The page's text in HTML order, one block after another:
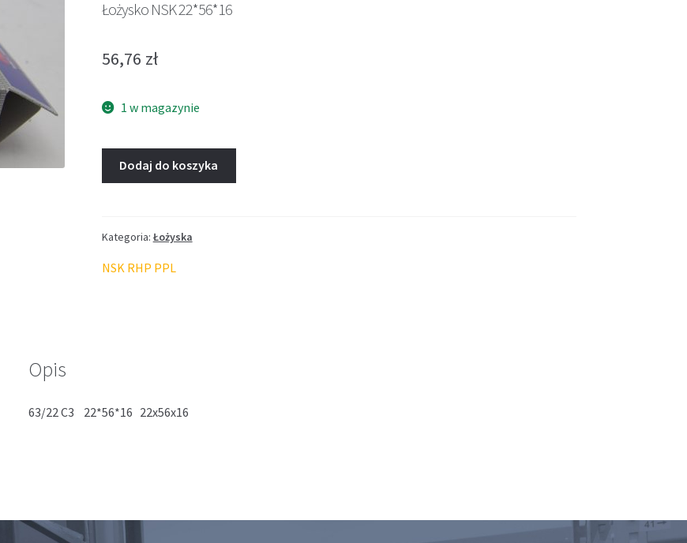
Łożysko NSK 22*56*16
56,76 zł
1 w magazynie
Dodaj do koszyka
Kategoria: Łożyska
NSK RHP PPL
Opis
63/22 C3 22*56*16 22x56x16